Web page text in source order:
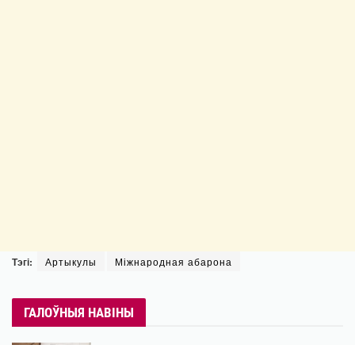
Тэгі: Артыкулы Міжнародная абарона
ГАЛОЎНЫЯ НАВІНЫ